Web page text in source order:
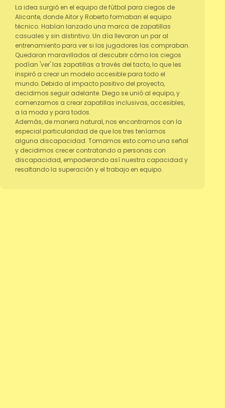
La idea surgió en el equipo de fútbol para ciegos de
Alicante, donde Aitor y Roberto formaban el equipo
técnico. Habían lanzado una marca de zapatillas
casuales y sin distintivo. Un día llevaron un par al
entrenamiento para ver si los jugadores las compraban.
Quedaron maravillados al descubrir cómo los ciegos
podían 'ver' las zapatillas a través del tacto, lo que les
inspiró a crear un modelo accesible para todo el
mundo. Debido al impacto positivo del proyecto,
decidimos seguir adelante. Diego se unió al equipo, y
comenzamos a crear zapatillas inclusivas, accesibles,
a la moda y para todos.
Además, de manera natural, nos encontramos con la
especial particularidad de que los tres teníamos
alguna discapacidad. Tomamos esto como una señal
y decidimos crecer contratando a personas con
discapacidad, empoderando así nuestra capacidad y
resaltando la superación y el trabajo en equipo.